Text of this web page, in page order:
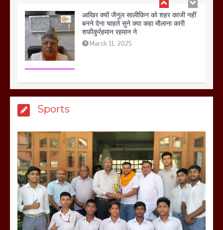
बिजली विभाग से परेशान होकर बागपत में एक संत
ने सरकार को दी आमरण अनशन की चेतावनी
March 8, 2025
March 6, 2025
होलिका रखने पर लात मार कर होलिका को किया
तहस नहस,मोहल्ले वालों के साथ की गई गाली
गलोच ,कहा अगर रखी गई होली तो होगा खून
खराबा,
March 11, 2025
Sports